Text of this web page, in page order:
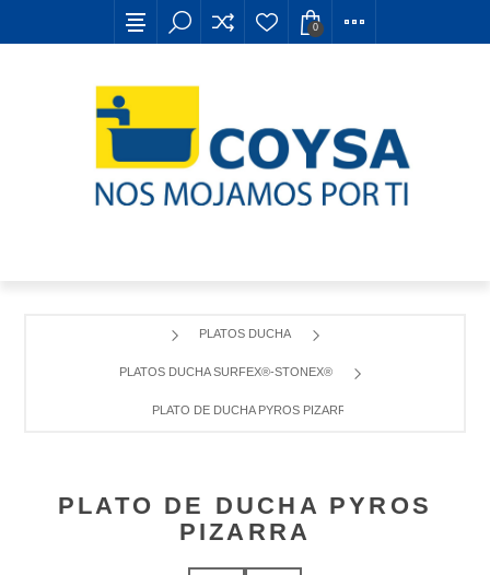
0
PLATOS DUCHA
PLATOS DUCHA SURFEX®-STONEX®
PLATO DE DUCHA PYROS PIZARRA
PLATO DE DUCHA PYROS
PIZARRA